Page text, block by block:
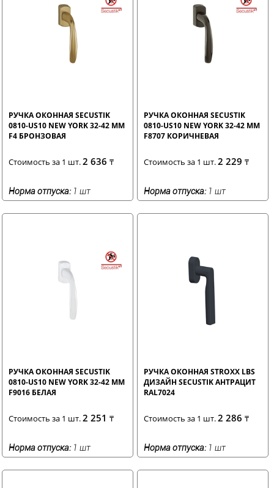
РУЧКА ОКОННАЯ SECUSTIK
0810-US10 NEW YORK 32-42 ММ
F4 БРОНЗОВАЯ
Стоимость за 1 шт.2 636 ₸
Норма отпуска: 1 шт
РУЧКА ОКОННАЯ SECUSTIK
0810-US10 NEW YORK 32-42 ММ
F8707 КОРИЧНЕВАЯ
Стоимость за 1 шт.2 229₸
Норма отпуска: 1 шт
РУЧКА ОКОННАЯ SECUSTIK
0810-US10 NEW YORK 32-42 ММ
F9016 БЕЛАЯ
Стоимость за 1 шт.2 251 ₸
Норма отпуска: 1 шт
РУЧКА ОКОННАЯ STROXX LBS
ДИЗАЙН SECUSTIK АНТРАЦИТ
RAL7024
Стоимость за 1 шт.2 286₸
Норма отпуска: 1 шт